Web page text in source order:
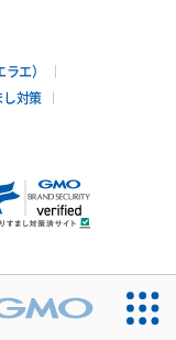
エ）
対策